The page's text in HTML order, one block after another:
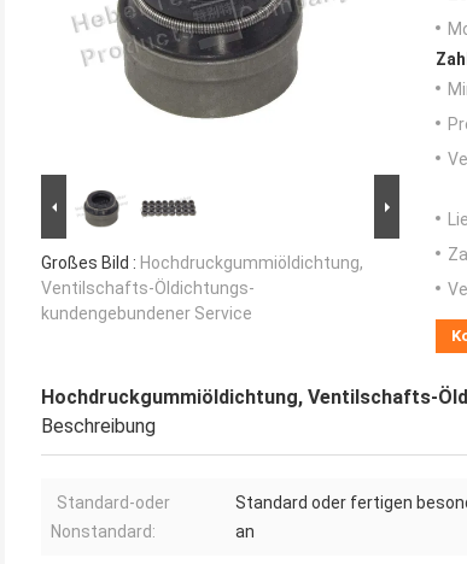
Großes Bild : Hochdruckgummiöldichtung,
Ventilschafts-Öldichtungs-
kundengebundener Service
Hochdruckgummiöldichtung, Ventilschafts-
Beschreibung
Standard-oder
Nonstandard:
Standard oder fertigen
an